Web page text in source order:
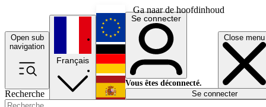
Ga naar de hoofdinhoud
Open sub
navigation
Close menu
Recherche
Français
English
Deutsch
Español
Se connecter
Vous êtes déconnecté.
Se connecter